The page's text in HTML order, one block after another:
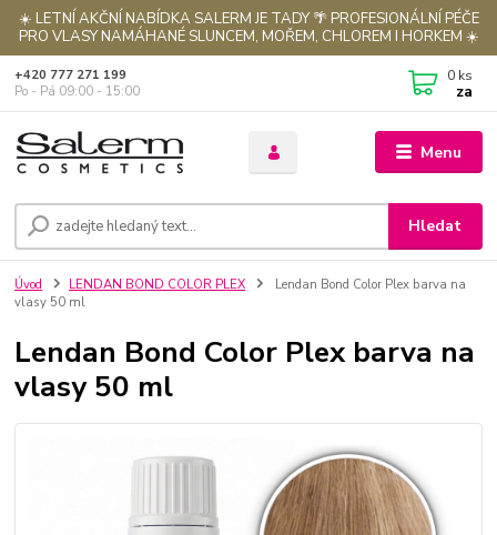
☀️ LETNÍ AKČNÍ NABÍDKA SALERM JE TADY 🌴 PROFESIONÁLNÍ PÉČE
PRO VLASY NAMÁHANÉ SLUNCEM, MOŘEM, CHLOREM I HORKEM ☀️
Menu
Hledat
+420 777 271 199
Po - Pá 09:00 - 15:00
0 ks
za
Úvod LENDAN BOND COLOR PLEX
Lendan Bond Color Plex barva na
vlasy 50 ml
Lendan Bond Color Plex barva na
vlasy 50 ml